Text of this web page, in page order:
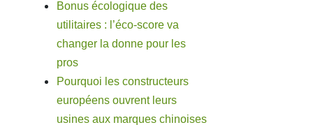
Bonus écologique des
utilitaires : l’éco-score va
changer la donne pour les
pros
Pourquoi les constructeurs
européens ouvrent leurs
usines aux marques chinoises